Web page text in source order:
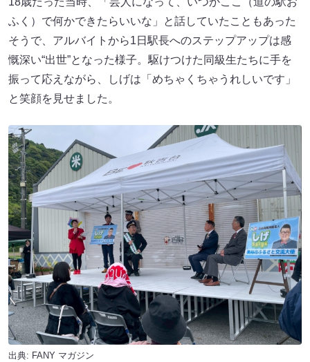
ふく）で何かできたらいいな」と話していたこともあった
そうで、アルバイトから1日駅長へのステップアップは感
慨深い“出世”となった様子。駆けつけた同級生たちに手を
振って応えながら、しげは「めちゃくちゃうれしいです」
と笑顔を見せました。
出典: FANY マガジン